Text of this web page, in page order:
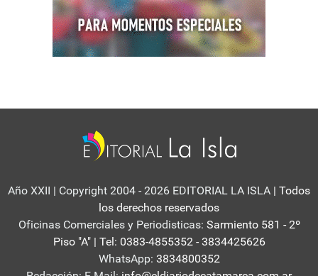
Año XXII | Copyright 2004 - 2026 EDITORIAL LA ISLA | Todos
los derechos reservados
Oficinas Comerciales y Periodisticas: Sarmiento 581 - 2º
Piso "A" | Tel: 0383-4855352 - 3834425626
WhatsApp: 3834800352